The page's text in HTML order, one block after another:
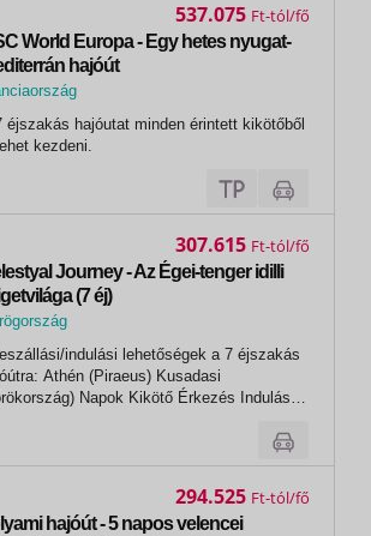
World Europa - Egy hetes nyugat-
hajóút
éjszakás hajóutat minden érintett kikötőből
kezdeni.
537.075 Ft
Journey - Az Égei-tenger idilli
(7 éj)
indulási lehetőségek a 7 éjszakás
Athén (Piraeus) Kusadasi
Napok Kikötő Érkezés Indulás
Agios Nikolas 08:00 20:00 5.nap...
307.615 Ft
hajóút - 5 napos velencei
294.525 Ft